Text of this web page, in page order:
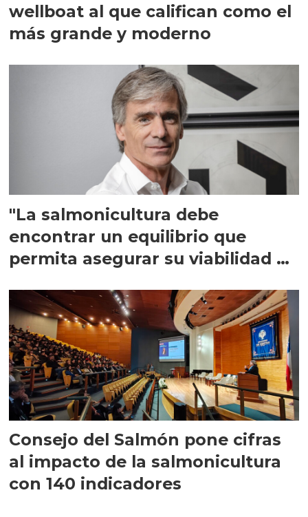
wellboat al que califican como el
más grande y moderno
"La salmonicultura debe
encontrar un equilibrio que
permita asegurar su viabilidad de
Consejo del Salmón pone cifras
al impacto de la salmonicultura
con 140 indicadores